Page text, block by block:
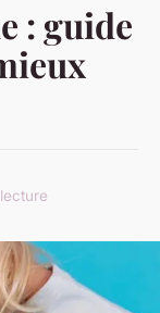
: guide